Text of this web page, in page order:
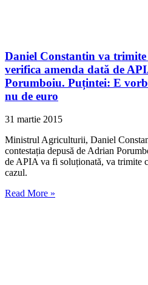
Daniel Constantin va
verifica amenda dată de
Porumboiu. Puțintei: E
nu de euro
31 martie 2015
Ministrul Agriculturii, Daniel
contestația depusă de Adrian
de APIA va fi soluționată, va trimite
cazul.
Read More »